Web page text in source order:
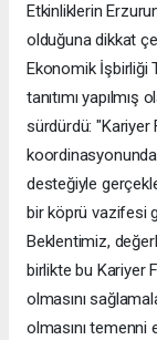
Etkinliklerin
olduğuna dikkat
Ekonomik İşbirliği
tanıtımı
sürdürdü: "Kariyer
desteğiyle
bir köprü vazifesi
Beklentimiz,
birlikte bu Kariyer
olmasını
olmasını temenni